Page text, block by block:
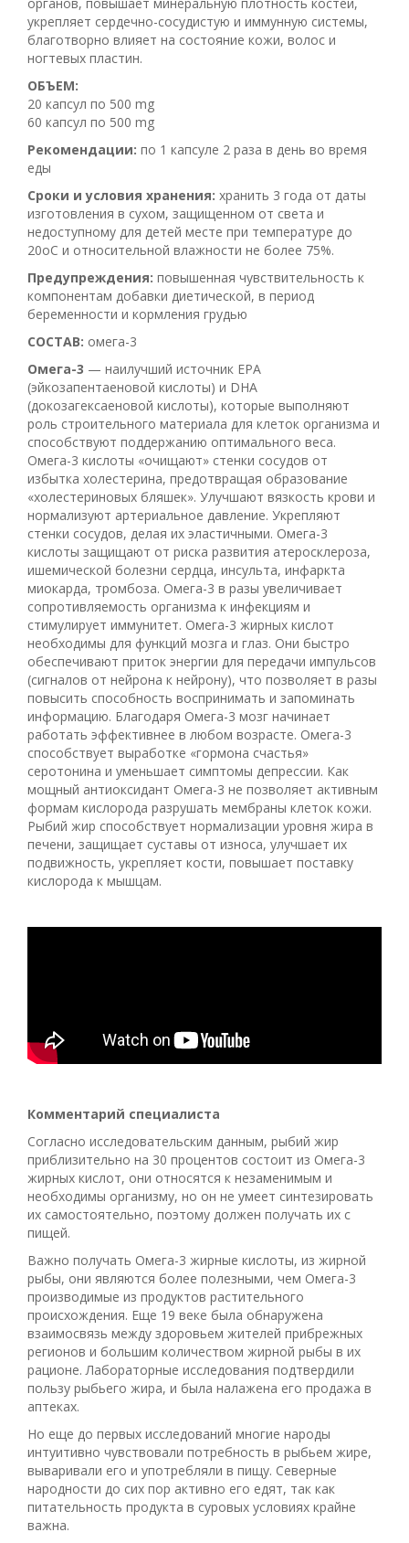
укрепляет сердечно-сосудистую и иммунную системы,
благотворно влияет на состояние кожи, волос и
ногтевых пластин.
ОБЪЕМ:
20 капсул по 500 mg
60 капсул по 500 mg
Рекомендации: по 1 капсуле 2 раза в день во время
еды
Сроки и условия хранения: хранить 3 года от даты
изготовления в сухом, защищенном от света и
недоступному для детей месте при температуре до
20оС и относительной влажности не более 75%.
Предупреждения: повышенная чувствительность к
компонентам добавки диетической, в период
беременности и кормления грудью
СОСТАВ: омега-3
Омега-3 — наилучший источник EPA
(эйкозапентаеновой кислоты) и DHA
(докозагексаеновой кислоты), которые выполняют
роль строительного материала для клеток организма и
способствуют поддержанию оптимального веса.
Омега-3 кислоты «очищают» стенки сосудов от
избытка холестерина, предотвращая образование
«холестериновых бляшек». Улучшают вязкость крови и
нормализуют артериальное давление. Укрепляют
стенки сосудов, делая их эластичными. Омега-3
кислоты защищают от риска развития атеросклероза,
ишемической болезни сердца, инсульта, инфаркта
миокарда, тромбоза. Омега-3 в разы увеличивает
сопротивляемость организма к инфекциям и
стимулирует иммунитет. Омега-3 жирных кислот
необходимы для функций мозга и глаз. Они быстро
обеспечивают приток энергии для передачи импульсов
(сигналов от нейрона к нейрону), что позволяет в разы
повысить способность воспринимать и запоминать
информацию. Благодаря Омега-3 мозг начинает
работать эффективнее в любом возрасте. Омега-3
способствует выработке «гормона счастья»
серотонина и уменьшает симптомы депрессии. Как
мощный антиоксидант Омега-3 не позволяет активным
формам кислорода разрушать мембраны клеток кожи.
Рыбий жир способствует нормализации уровня жира в
печени, защищает суставы от износа, улучшает их
подвижность, укрепляет кости, повышает поставку
кислорода к мышцам.
Комментарий специалиста
Согласно исследовательским данным, рыбий жир
приблизительно на 30 процентов состоит из Омега-3
жирных кислот, они относятся к незаменимым и
необходимы организму, но он не умеет синтезировать
их самостоятельно, поэтому должен получать их с
пищей.
Важно получать Омега-3 жирные кислоты, из жирной
рыбы, они являются более полезными, чем Омега-3
производимые из продуктов растительного
происхождения. Еще 19 веке была обнаружена
взаимосвязь между здоровьем жителей прибрежных
регионов и большим количеством жирной рыбы в их
рационе. Лабораторные исследования подтвердили
пользу рыбьего жира, и была налажена его продажа в
аптеках.
Но еще до первых исследований многие народы
интуитивно чувствовали потребность в рыбьем жире,
вываривали его и употребляли в пищу. Северные
народности до сих пор активно его едят, так как
питательность продукта в суровых условиях крайне
важна.